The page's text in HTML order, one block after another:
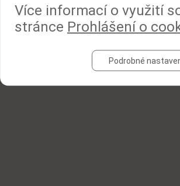
Více informací o využití
stránce Prohlášení o
Podrobné